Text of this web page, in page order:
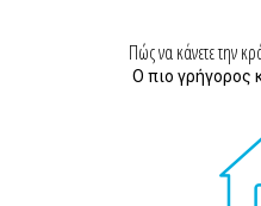
Πώς να κάνετε την
Ο πιο γρήγορος